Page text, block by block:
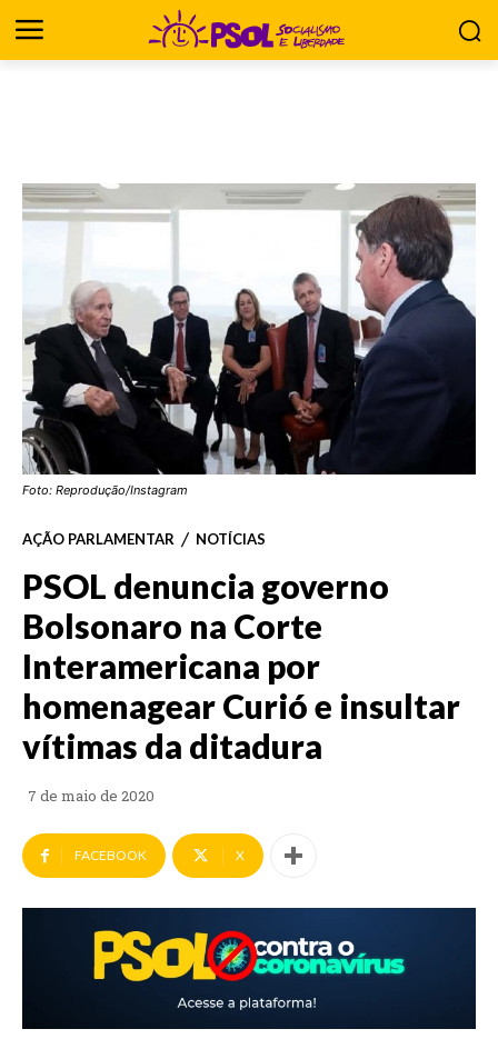
Foto: Reprodução/Instagram
AÇÃO PARLAMENTAR NOTÍCIAS
PSOL denuncia governo
Bolsonaro na Corte
Interamericana por
homenagear Curió e insultar
vítimas da ditadura
7 de maio de 2020
FACEBOOK X